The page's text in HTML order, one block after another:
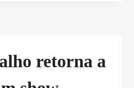
retorna a